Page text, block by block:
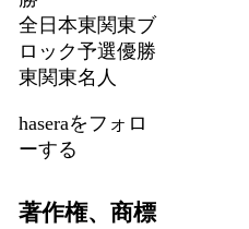
全日本東関東ブ
ロック予選優勝
東関東名人
haseraをフォロ
ーする
著作権、商標